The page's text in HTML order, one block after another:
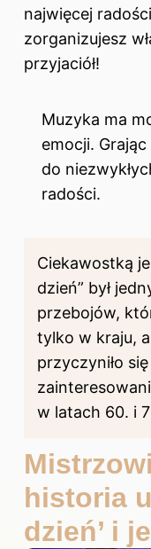
najwięcej
zorganizujesz
przyjaciół!
Muzyka ma
emocji.
do
radości.
Ciekawostką
dzień” był
przebojów,
tylko w kraju,
przyczyniło
w latach 60. i
historia
dzień’ i